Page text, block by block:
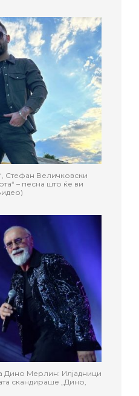
Стефан Величковски
– песна што ќе ви
Дино Мерлин: Илјадници
скандираше „Дино,